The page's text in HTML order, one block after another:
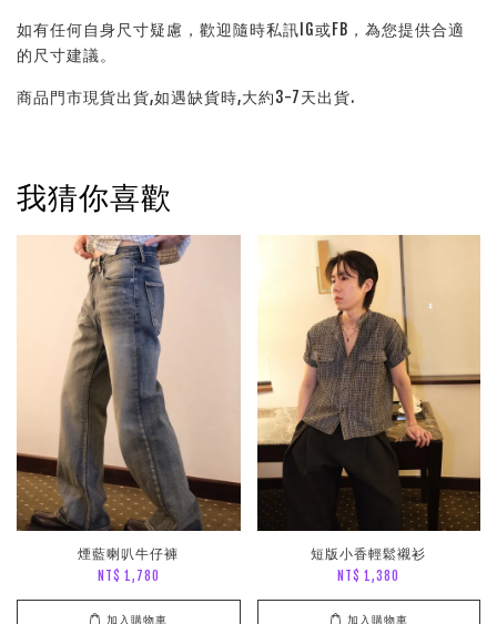
如有任何自身尺寸疑慮，歡迎隨時私訊IG或FB，為您提供合適
的尺寸建議。
商品門市現貨出貨,如遇缺貨時,大約3-7天出貨.
我猜你喜歡
煙藍喇叭牛仔褲
NT$ 1,780
加入購物車
短版小香輕鬆襯衫
NT$ 1,380
加入購物車